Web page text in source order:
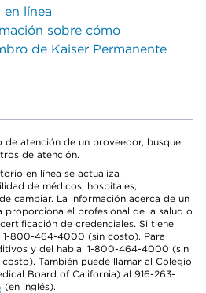
en línea
sobre cómo
de Kaiser Permanente
de atención de un proveedor, busque
de atención.
en línea se actualiza
de médicos, hospitales,
cambiar. La información acerca de un
proporciona el profesional de la salud o
de credenciales. Si tiene
1-800-464-4000 (sin costo). Para
y del habla: 1-800-464-4000 (sin
costo). También puede llamar al Colegio
Board of California) al 916-263-
(en inglés).